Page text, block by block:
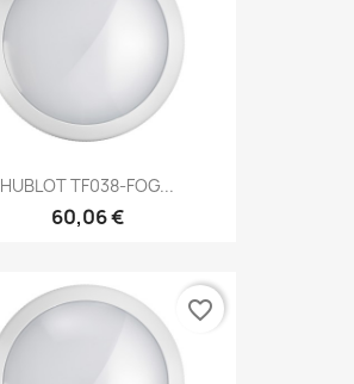
HUBLOT TF038-FOG...
60,06 €
favorite_border